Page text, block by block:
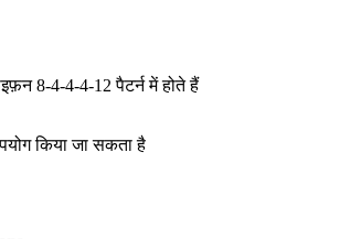
8-4-4-4-12 पैटर्न में होते हैं
किया जा सकता है